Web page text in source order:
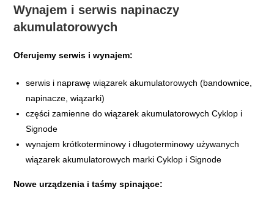
Wynajem i serwis napinaczy
akumulatorowych
Oferujemy serwis i wynajem:
serwis i naprawę wiązarek akumulatorowych (bandownice,
napinacze, wiązarki)
części zamienne do wiązarek akumulatorowych Cyklop i
Signode
wynajem krótkoterminowy i długoterminowy używanych
wiązarek akumulatorowych marki Cyklop i Signode
Nowe urządzenia i taśmy spinające: